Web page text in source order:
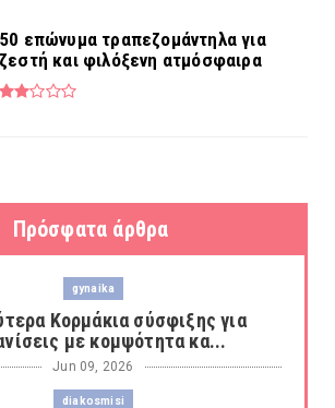
50 επώνυμα τραπεζομάντηλα για
ζεστή και φιλόξενη ατμόσφαιρα
Πρόσφατα άρθρα
gynaika
Κορμάκια σύσφιξης για
με κομψότητα κα...
Jun 09, 2026
diakosmisi